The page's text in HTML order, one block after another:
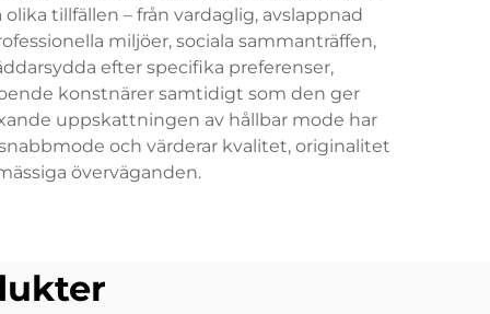
tillfällen – från vardaglig, avslappnad
miljöer, sociala sammanträffen,
efter specifika preferenser,
konstnärer samtidigt som den ger
uppskattningen av hållbar mode har
och värderar kvalitet, originalitet
överväganden.